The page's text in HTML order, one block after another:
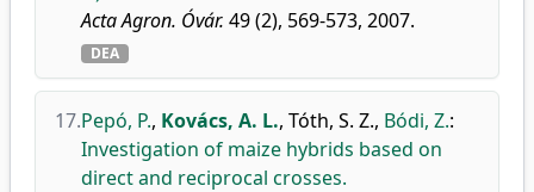
Acta Agron. Óvár. 49 (2), 569-573, 2007.
DEA
17.Pepó, P., Kovács, A. L., Tóth, S. Z., Bódi, Z.:
Investigation of maize hybrids based on
direct and reciprocal crosses.